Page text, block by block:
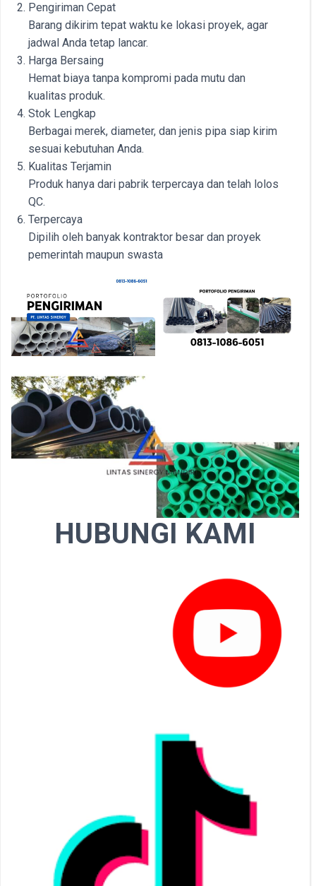
Pengiriman Cepat
Barang dikirim tepat waktu ke lokasi proyek, agar
jadwal Anda tetap lancar.
Harga Bersaing
Hemat biaya tanpa kompromi pada mutu dan
kualitas produk.
Stok Lengkap
Berbagai merek, diameter, dan jenis pipa siap kirim
sesuai kebutuhan Anda.
Kualitas Terjamin
Produk hanya dari pabrik terpercaya dan telah lolos
QC.
Terpercaya
Dipilih oleh banyak kontraktor besar dan proyek
pemerintah maupun swasta
HUBUNGI KAMI